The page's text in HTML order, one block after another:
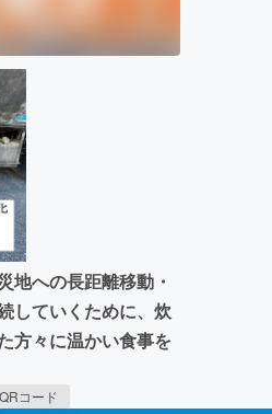
地への長距離移動・
していくために、炊
方々に温かい食事を
QRコード